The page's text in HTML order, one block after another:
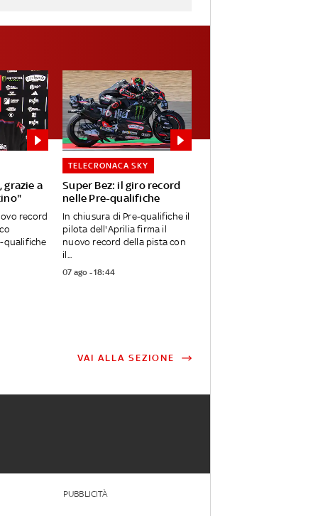
grazie a
record
qualifiche
Super Bez: il giro record
nelle Pre-qualifiche
TELECRONACA SKY
In chiusura di Pre-qualifiche il
pilota dell'Aprilia firma il
nuovo record della pista con
il...
07 ago - 18:44
VAI ALLA SEZIONE
PUBBLICITÀ